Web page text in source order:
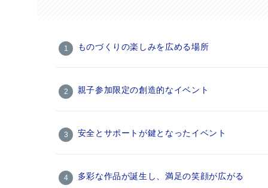
ものづくりの楽しみを広める場所
親子参加限定の創造的なイベント
安全とサポートが鍵となったイベント
多彩な作品が誕生し、満足の笑顔が広がる